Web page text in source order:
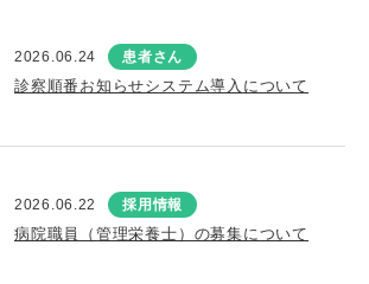
2026.06.24 患者さん
診察順番お知らせシステム導入について
2026.06.22 採用情報
病院職員（管理栄養士）の募集について